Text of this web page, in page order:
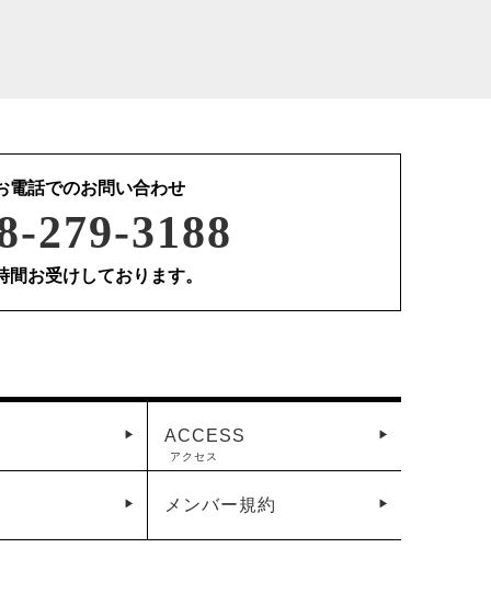
電話でのお問い合わせ
279-3188
間お受けしております。
ACCESS
アクセス
メンバー規約